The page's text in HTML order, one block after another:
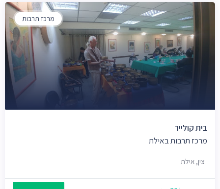
מרכז תרבות
בית קולייר
מרכז תרבות באילת
צין, אילת